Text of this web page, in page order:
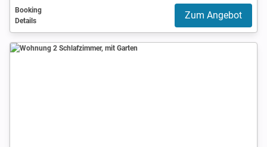
Booking
Details
Zum Angebot